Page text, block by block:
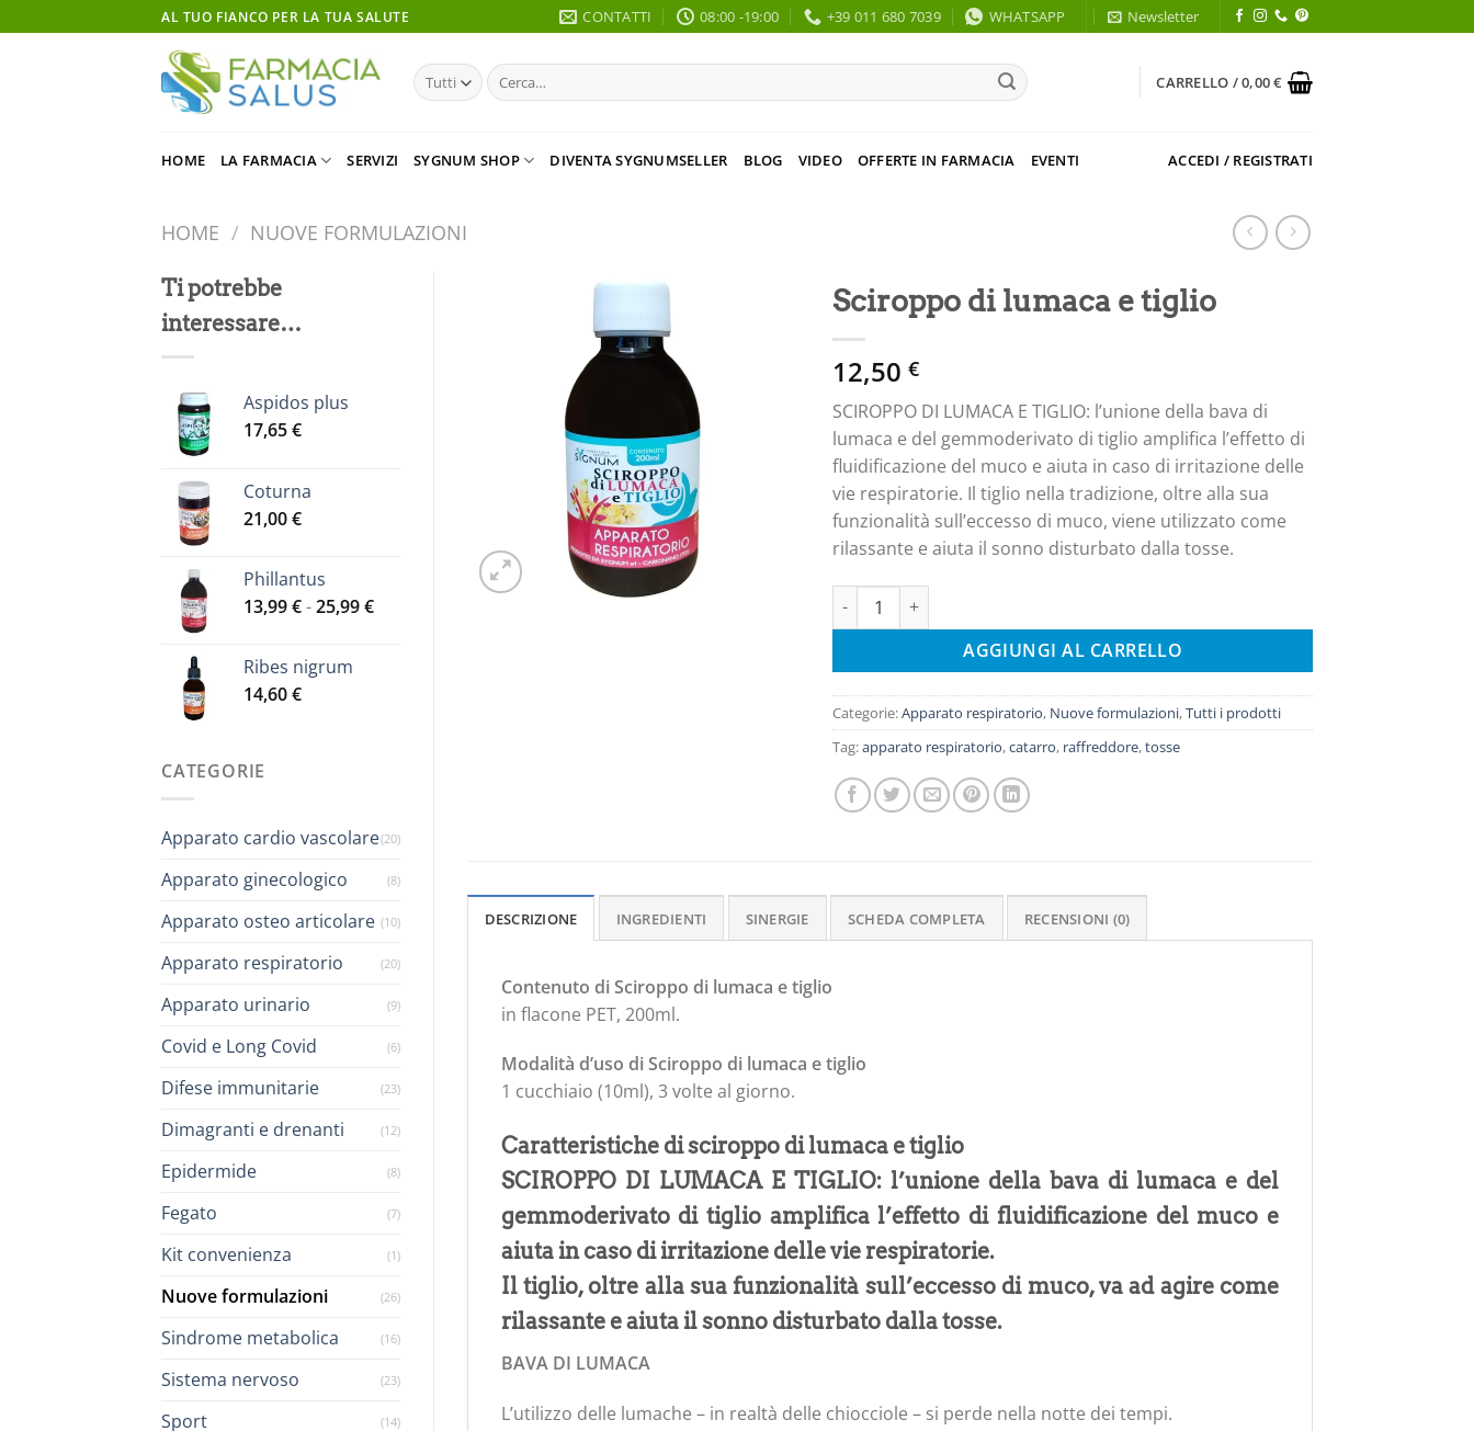
ai
AL TUO FIANCO PER LA TUA SALUTE CONTATTI 08:00 -19:00 +39 011 680 7039 WHATSAPP Newsletter
Cerca: CARRELLO /0,00€
HOME LA FARMACIA SERVIZI SYGNUM SHOP DIVENTA SYGNUMSELLER BLOG VIDEO OFFERTE IN FARMACIA EVENTI ACCEDI / REGISTRATI
HOME / NUOVE FORMULAZIONI
Ti potrebbe
interessare…
Aspidos plus
17,65€
Coturna
21,00€
Phillantus
13,99€-25,99€Fascia
Ribes nigrum
14,60€
CATEGORIE
Apparato cardio vascolare(20)
Apparato ginecologico (8)
Apparato osteo articolare (10)
Apparato respiratorio (20)
Apparato urinario (9)
Covid e Long Covid (6)
Difese immunitarie (23)
Dimagranti e drenanti (12)
Epidermide (8)
Fegato (7)
Kit convenienza (1)
Nuove formulazioni (26)
Sindrome metabolica (16)
Sistema nervoso (23)
Sport (14)
Sciroppo di lumaca e tiglio
12,50€
SCIROPPO DI LUMACA E TIGLIO: l’unione della bava di
lumaca e del gemmoderivato di tiglio amplifica l’effetto di
fluidificazione del muco e aiuta in caso di irritazione delle
vie respiratorie. Il tiglio nella tradizione, oltre alla sua
funzionalità sull’eccesso di muco, viene utilizzato come
rilassante e aiuta il sonno disturbato dalla tosse.
Sciroppo di lumaca e tiglio quantità
AGGIUNGI AL CARRELLO
Categorie:Apparato respiratorio, Nuove formulazioni,Tutti i prodotti
Tag:apparato respiratorio,catarro, raffreddore,tosse
DESCRIZIONE INGREDIENTI SINERGIE SCHEDA COMPLETA RECENSIONI (0)
Contenuto di Sciroppo di lumaca e tiglio
in flacone PET, 200ml.
Modalità d’uso di Sciroppo di lumaca e tiglio
1 cucchiaio (10ml), 3 volte al giorno.
Caratteristiche di sciroppo di lumaca e tiglio
SCIROPPO DI LUMACA E TIGLIO: l’unione della bava di lumaca e del
gemmoderivato di tiglio amplifica l’effetto di fluidificazione del muco e
aiuta in caso di irritazione delle vie respiratorie.
Il tiglio, oltre alla sua funzionalità sull’eccesso di muco, va ad agire come
rilassante e aiuta il sonno disturbato dalla tosse.
BAVA DI LUMACA
L’utilizzo delle lumache – in realtà delle chiocciole – si perde nella notte dei tempi.